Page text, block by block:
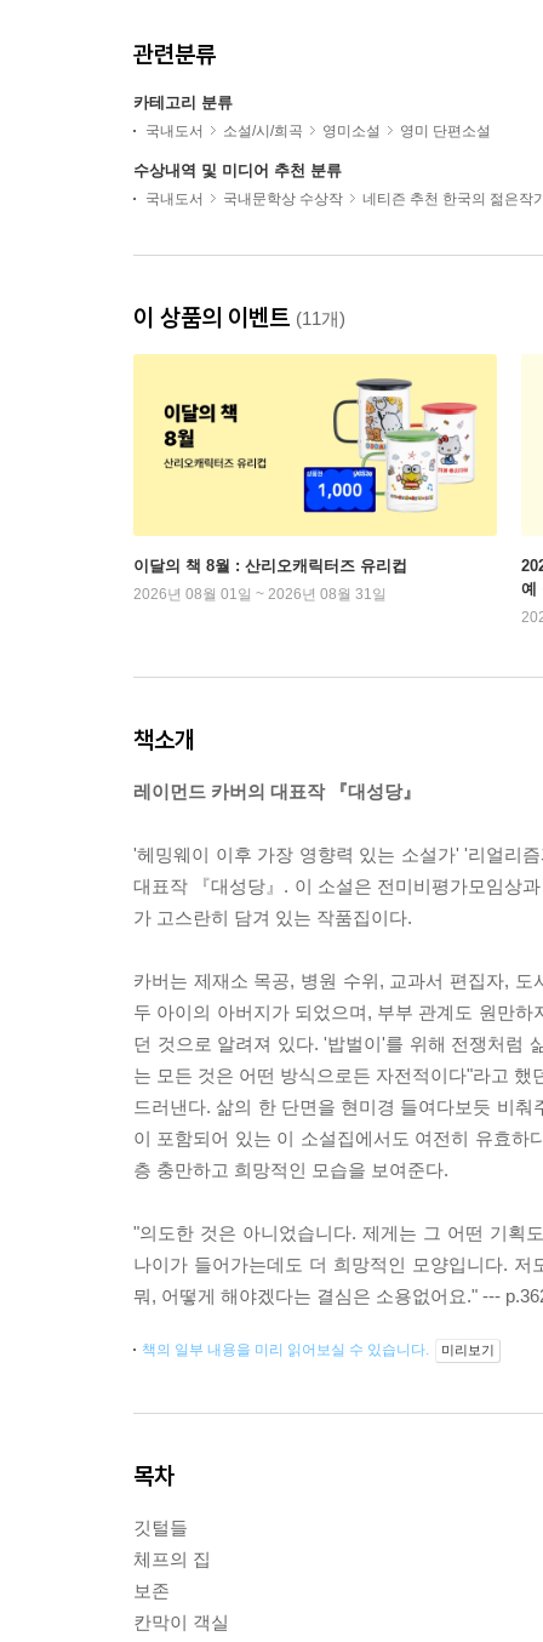
관련분류
카테고리 분류
국내도서 소설/시/희곡 영미소설 영미 단편소설
수상내역 및 미디어 추천 분류
국내도서 국내문학상 수상작 네티즌 추천 한국의 젊은작
이 상품의 이벤트 (11개)
이달의 책 8월 : 산리오캐릭터즈 유리컵
2026년 08월 01일 ~ 2026년 08월 31일
예
책소개
레이먼드 카버의 대표작 『대성당』
'헤밍웨이 이후 가장 영향력 있는 소설가' '리얼리
대표작 『대성당』. 이 소설은 전미비평가모임상
가 고스란히 담겨 있는 작품집이다.
카버는 제재소 목공, 병원 수위, 교과서 편집자,
두 아이의 아버지가 되었으며, 부부 관계도 원만
던 것으로 알려져 있다. '밥벌이'를 위해 전쟁처럼
는 모든 것은 어떤 방식으로든 자전적이다"라고
드러낸다. 삶의 한 단면을 현미경 들여다보듯 비
이 포함되어 있는 이 소설집에서도 여전히 유효
층 충만하고 희망적인 모습을 보여준다.
"의도한 것은 아니었습니다. 제게는 그 어떤 기획
나이가 들어가는데도 더 희망적인 모양입니다.
뭐, 어떻게 해야겠다는 결심은 소용없어요." ---
책의 일부 내용을 미리 읽어보실 수 있습니다. 미리보기
목차
깃털들
체프의 집
보존
칸막이 객실